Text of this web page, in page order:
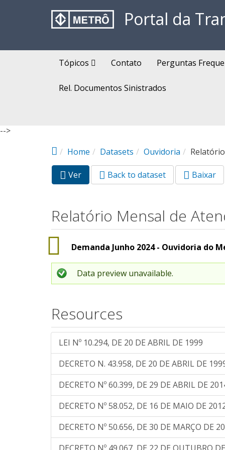
Portal da
Tópicos Contato Perguntas
Rel. Documentos Sinistrados
-->
Home
Datasets Ouvidoria
Abas primárias
Ver
ativa)
Back to dataset Baixar
Relatório Mensal de
Demanda Junho 2024 - Ouvidoria do
Data preview unavailable.
Resources
LEI Nº 10.294, DE 20 DE ABRIL DE 1999
DECRETO N. 43.958, DE 20 DE ABRIL DE
DECRETO Nº 60.399, DE 29 DE ABRIL DE
DECRETO Nº 58.052, DE 16 DE MAIO DE
DECRETO Nº 50.656, DE 30 DE MARÇO DE